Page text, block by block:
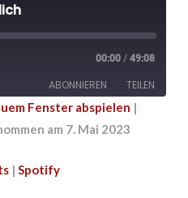
00:00 / 49:08
ABONNIEREN TEILEN
Spotify
Fenster abspielen |
am 7. Mai 2023
| Spotify